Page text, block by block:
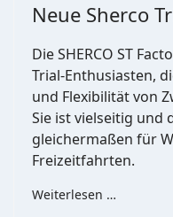
Neue Sherco
Die SHERCO ST
Trial-Enthusiasten,
und Flexibilität von
Sie ist vielseitig und
gleichermaßen für
Freizeitfahrten.
Weiterlesen …